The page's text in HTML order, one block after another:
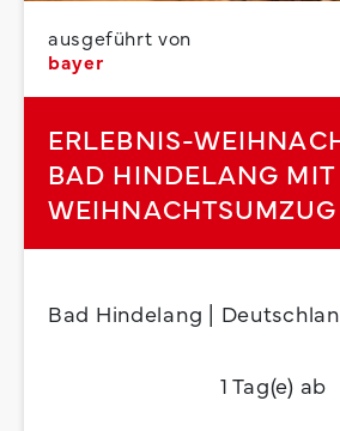
ausgeführt von
bayer
ERLEBNIS-
BAD HINDELANG MIT
WEIHNACHTSUMZUG
Bad Hindelang |
1 Tag(e) ab